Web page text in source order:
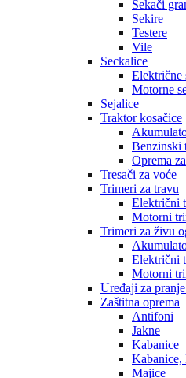
Sekači
Sekire
Testere
Vile
Seckalice
Električne
Motorne
Sejalice
Traktor kosačice
Benzinski
Oprema
Tresači za voće
Trimeri za travu
Električni
Motorni
Trimeri za živu
Električni
Motorni
Uređaji za
Zaštitna oprema
Antifoni
Jakne
Kabanice
Kabanice,
Majice